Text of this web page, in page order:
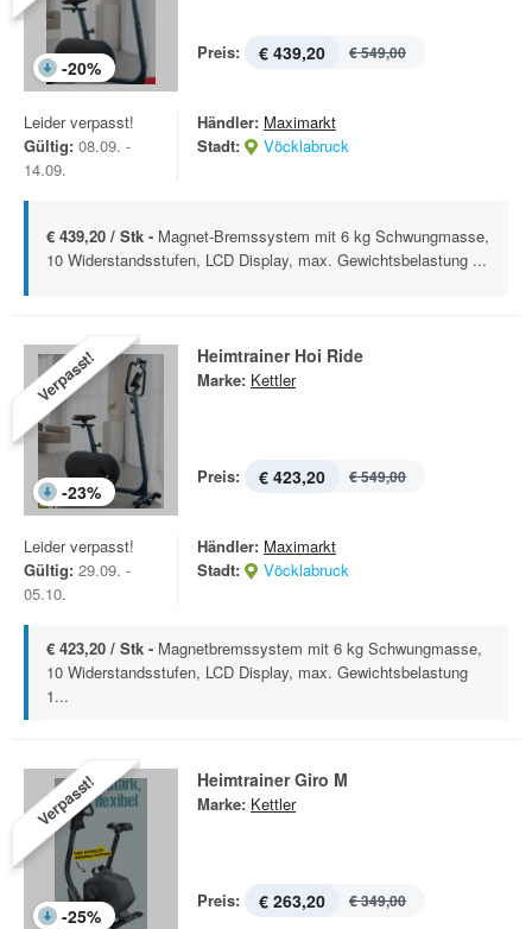
-20%
Preis: € 439,20 € 549,00
Leider verpasst!
Gültig: 08.09. -
14.09.
Händler: Maximarkt
Stadt:
Vöcklabruck
€ 439,20 / Stk - Magnet-Bremssystem mit 6 kg Schwungmasse,
10 Widerstandsstufen, LCD Display, max. Gewichtsbelastung ...
Verpasst!
-23%
Heimtrainer Hoi Ride
Marke: Kettler
Preis: € 423,20 € 549,00
Leider verpasst!
Gültig: 29.09. -
05.10.
Händler: Maximarkt
Stadt:
Vöcklabruck
€ 423,20 / Stk - Magnetbremssystem mit 6 kg Schwungmasse,
10 Widerstandsstufen, LCD Display, max. Gewichtsbelastung
1...
Verpasst!
-25%
Heimtrainer Giro M
Marke: Kettler
Preis: € 263,20 € 349,00